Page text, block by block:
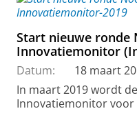
Start nieuwe ronde
Innovatiemonitor
Datum:
18 maart
In maart 2019 wordt
Innovatiemonitor voor